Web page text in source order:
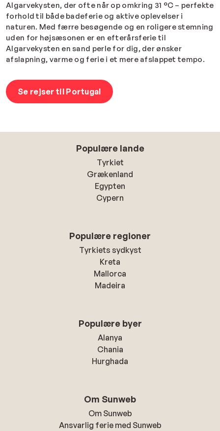
Algarvekysten, der ofte når op omkring 31 °C – perfekte
forhold til både badeferie og aktive oplevelser i
naturen. Med færre besøgende og en roligere stemning
uden for højsæsonen er en efterårsferie til
Algarvekysten en sand perle for dig, der ønsker
afslapning, varme og ferie i et mere afslappet tempo.
Se rejser til Portugal
Populære lande
Tyrkiet
Grækenland
Egypten
Cypern
Populære regioner
Tyrkiets sydkyst
Kreta
Mallorca
Madeira
Populære byer
Alanya
Chania
Hurghada
Om Sunweb
Om Sunweb
Ansvarlig ferie med Sunweb